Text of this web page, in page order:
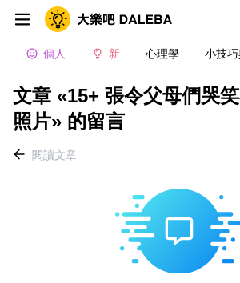
個人 新 心理學 小技
文章 «15+ 張令父母們哭
照片» 的留言
閱讀文章